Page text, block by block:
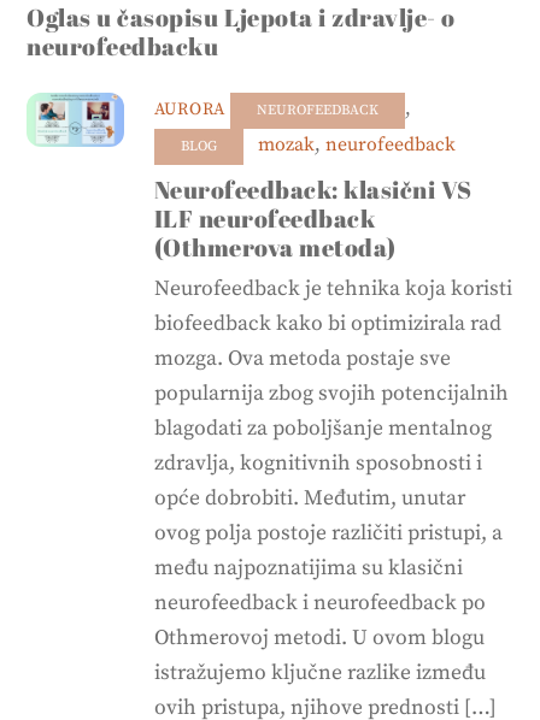
Oglas u časopisu Ljepota i zdravlje- o
neurofeedbacku
Neurofeedback: klasični VS
ILF neurofeedback
(Othmerova metoda)
AURORA NEUROFEEDBACK ,
BLOG mozak, neurofeedback
Neurofeedback je tehnika koja koristi
biofeedback kako bi optimizirala rad
mozga. Ova metoda postaje sve
popularnija zbog svojih potencijalnih
blagodati za poboljšanje mentalnog
zdravlja, kognitivnih sposobnosti i
opće dobrobiti. Međutim, unutar
ovog polja postoje različiti pristupi, a
među najpoznatijima su klasični
neurofeedback i neurofeedback po
Othmerovoj metodi. U ovom blogu
istražujemo ključne razlike između
ovih pristupa, njihove prednosti […]